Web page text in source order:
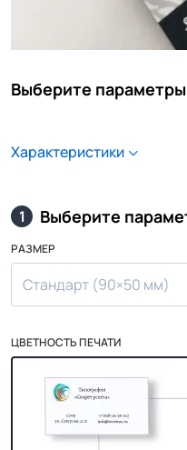
Выберите
Характеристики
1 Выберите
РАЗМЕР
Стандарт (90×50 мм)
ЦВЕТНОСТЬ ПЕЧАТИ